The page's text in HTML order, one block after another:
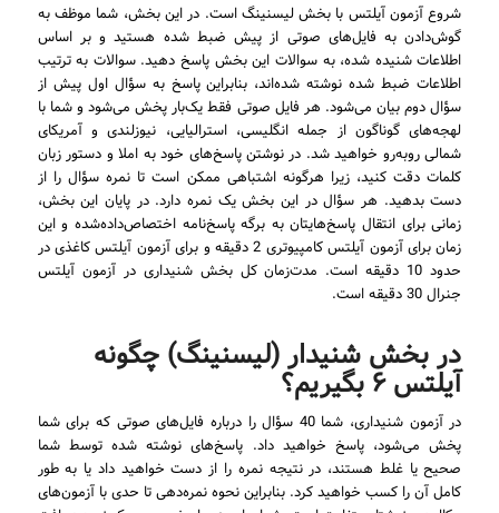
شروع آزمون آیلتس با بخش لیسنینگ است. در این بخش، شما موظف به
گوش‌دادن به فایل‌های صوتی از پیش ضبط شده هستید و بر اساس
اطلاعات شنیده شده، به سوالات این بخش پاسخ دهید. سوالات به ترتیب
اطلاعات ضبط شده نوشته شده‌اند، بنابراین پاسخ به سؤال اول پیش از
سؤال دوم بیان می‌شود. هر فایل صوتی فقط یک‌بار پخش می‌شود و شما با
لهجه‌های گوناگون از جمله انگلیسی، استرالیایی، نیوزلندی و آمریکای
شمالی روبه‌رو خواهید شد. در نوشتن پاسخ‌های خود به املا و دستور زبان
کلمات دقت کنید، زیرا هرگونه اشتباهی ممکن است تا نمره سؤال را از
دست بدهید. هر سؤال در این بخش یک نمره دارد. در پایان این بخش،
زمانی برای انتقال پاسخ‌هایتان به برگه پاسخ‌نامه اختصاص‌داده‌شده و این
زمان برای آزمون آیلتس کامپیوتری 2 دقیقه و برای آزمون آیلتس کاغذی در
حدود 10 دقیقه است. مدت‌زمان کل بخش شنیداری در آزمون آیلتس
جنرال 30 دقیقه است.
در بخش شنیدار (لیسنینگ) چگونه
آیلتس ۶ بگیریم؟
در آزمون شنیداری، شما 40 سؤال را درباره فایل‌های صوتی که برای شما
پخش می‌شود، پاسخ خواهید داد. پاسخ‌های نوشته شده توسط شما
صحیح یا غلط هستند، در نتیجه نمره را از دست خواهید داد یا به طور
کامل آن را کسب خواهید کرد. بنابراین نحوه نمره‌دهی تا حدی با آزمون‌های